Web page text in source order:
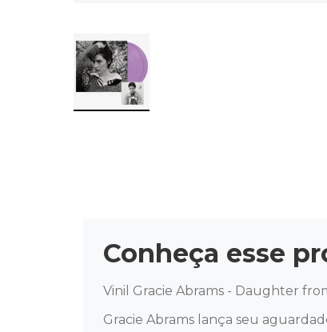
Conheça esse
Vinil Gracie Abrams - Daughter
Gracie Abrams lança seu